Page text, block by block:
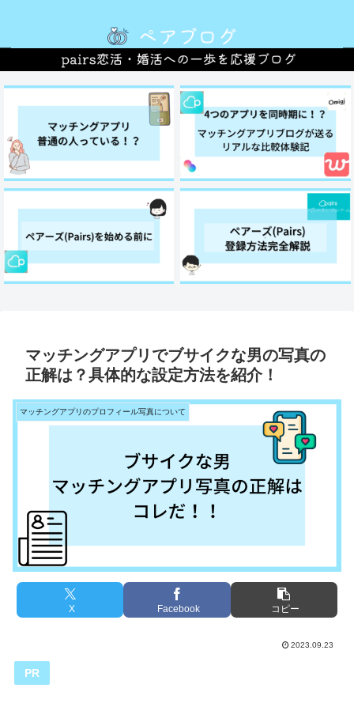
マッチングアプリでブサイクな男の写真の
正解は？具体的な設定方法を紹介！
マッチングアプリのプロフィール写真について
X Facebook コピー
2023.09.23
PR